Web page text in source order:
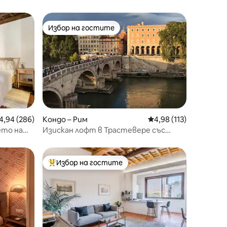
оценка: 4,94 от 5, 286 отзива
(286)
на
Избор на гостите
Избор на гостите
Кондо – Рим Средна оценка: 4,98
4,98 (113)
Изискан лофт в Трастевере със
Най-популярен избор на гостите
Избор на гостите